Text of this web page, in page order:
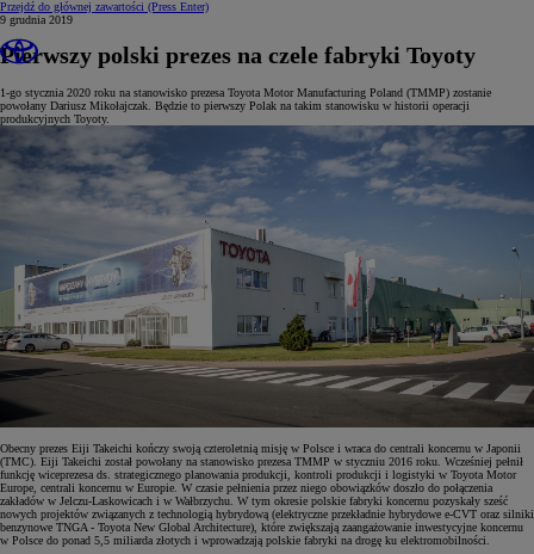
Przejdź do głównej zawartości (Press Enter)
9 grudnia 2019
Pierwszy polski prezes na czele fabryki Toyoty
1-go stycznia 2020 roku na stanowisko prezesa Toyota Motor Manufacturing Poland (TMMP) zostanie
powołany Dariusz Mikołajczak. Będzie to pierwszy Polak na takim stanowisku w historii operacji
produkcyjnych Toyoty.
Obecny prezes Eiji Takeichi kończy swoją czteroletnią misję w Polsce i wraca do centrali koncernu w Japonii
(TMC). Eiji Takeichi został powołany na stanowisko prezesa TMMP w styczniu 2016 roku. Wcześniej pełnił
funkcję wiceprezesa ds. strategicznego planowania produkcji, kontroli produkcji i logistyki w Toyota Motor
Europe, centrali koncernu w Europie. W czasie pełnienia przez niego obowiązków doszło do połączenia
zakładów w Jelczu-Laskowicach i w Wałbrzychu. W tym okresie polskie fabryki koncernu pozyskały sześć
nowych projektów związanych z technologią hybrydową (elektryczne przekładnie hybrydowe e-CVT oraz silniki
benzynowe TNGA - Toyota New Global Architecture), które zwiększają zaangażowanie inwestycyjne koncernu
w Polsce do ponad 5,5 miliarda złotych i wprowadzają polskie fabryki na drogę ku elektromobilności.